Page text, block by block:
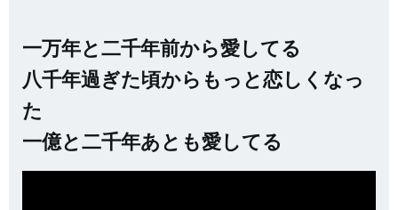
一万年と二千年前から愛してる
八千年過ぎた頃からもっと恋しくなっ
た
一億と二千年あとも愛してる